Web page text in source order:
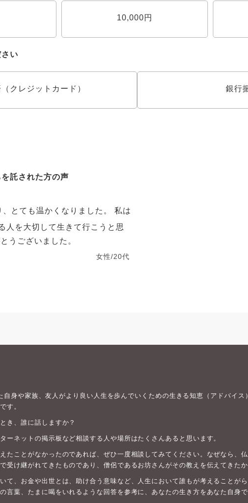
10,000円
い
クレジットカード） 銀行
託された方の声
、とても温かくなりました。 私は
人を大切して生きて行こうと思
うございました。
女性/20代
自身や家族、友人がより良い人生を歩んでいくための生きる知恵（アドバイス
す。
き、誰に話しますか？
ーネットの掲示板など相談する人や場所はたくさんあると思います。
たことがなかったのであれば、ぜひ一度相談してみてください。なぜなら、
受け継がれてきたものであり、僧侶であるお坊さんがその教えを伝えてきた
て、お金や出世とは、助け合う意味など、人生において誰もが考えることが
言葉、たまに喝をいれるような回答を参考に、あなたの生き方をあなた自身